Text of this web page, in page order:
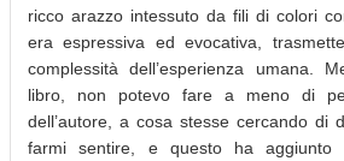
ricco arazzo intessuto da fili di colori
era espressiva ed evocativa,
complessità dell’esperienza umana.
libro, non potevo fare a meno di
dell’autore, a cosa stesse cercando di
farmi sentire, e questo ha